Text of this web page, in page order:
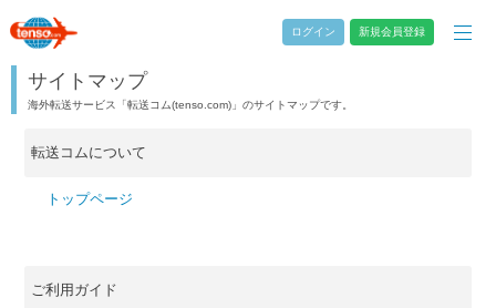
ログイン 新規会員登録
サイトマップ
海外転送サービス「転送コム(tenso.com)」のサイトマップです。
転送コムについて
トップページ
ご利用ガイド